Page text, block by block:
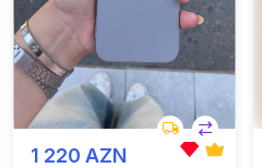
1 220 AZN